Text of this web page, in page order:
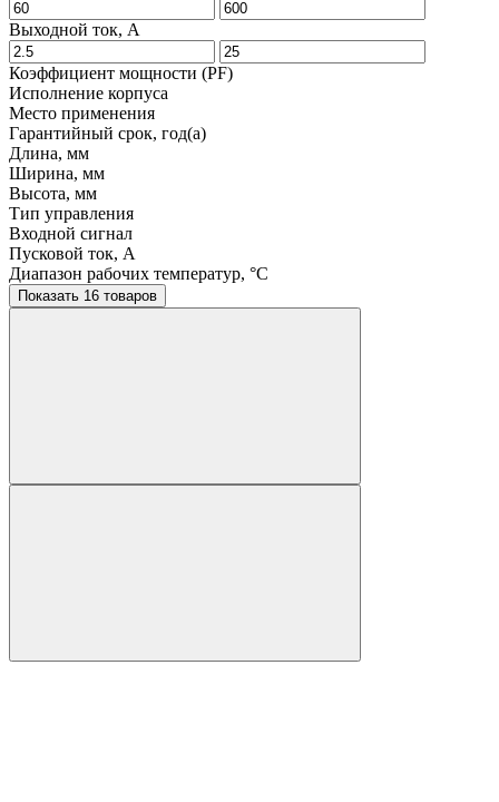
Выходной ток, A
Коэффициент мощности (PF)
Исполнение корпуса
Место применения
Гарантийный срок, год(а)
Длина, мм
Ширина, мм
Высота, мм
Тип управления
Входной сигнал
Пусковой ток, A
Диапазон рабочих температур, °C
Показать 16 товаров